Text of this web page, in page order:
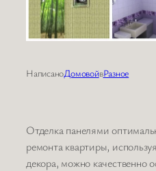
НаписаноДомовойвРазное
Отделка панелями
ремонта квартиры,
декора, можно качественно